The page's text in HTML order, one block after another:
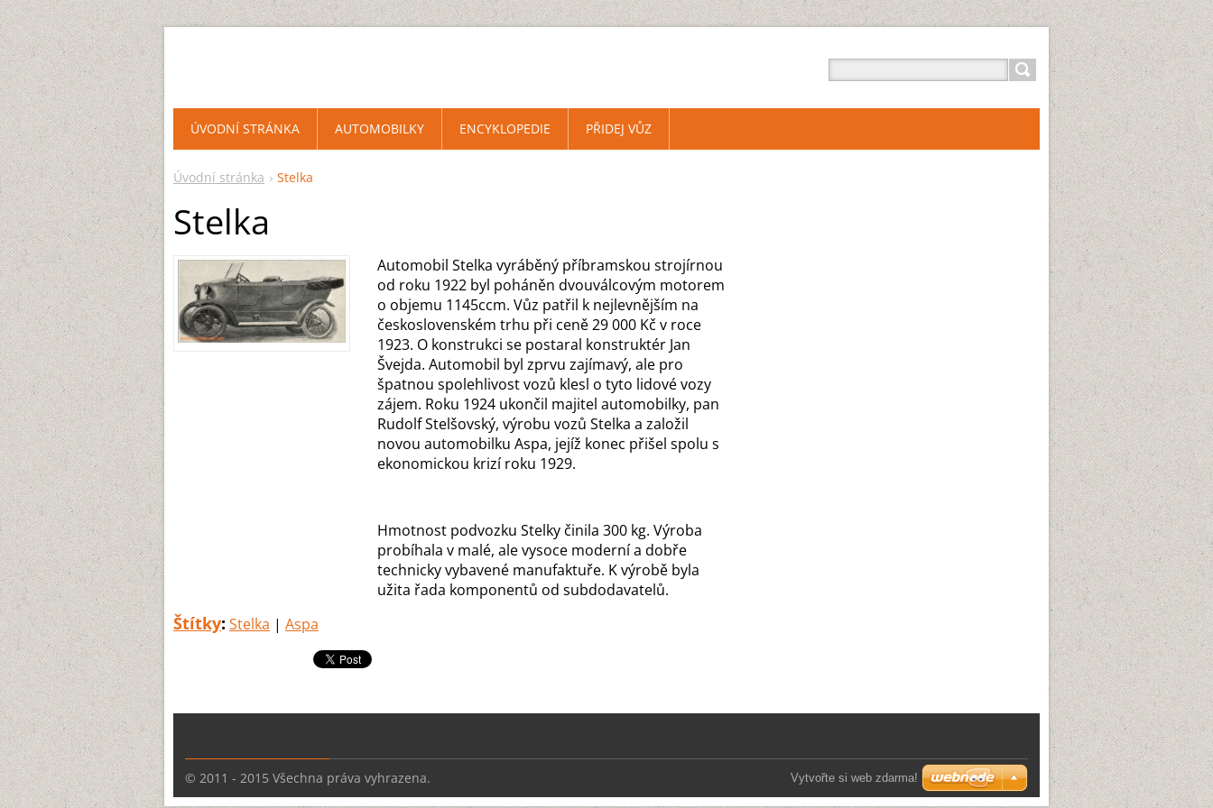
Úvodní stránka Stelka
Stelka
Automobil Stelka vyráběný příbramskou strojírnou
od roku 1922 byl poháněn dvouválcovým motorem
o objemu 1145ccm. Vůz patřil k nejlevnějším na
československém trhu při ceně 29 000 Kč v roce
1923. O konstrukci se postaral konstruktér Jan
Švejda. Automobil byl zprvu zajímavý, ale pro
špatnou spolehlivost vozů klesl o tyto lidové vozy
zájem. Roku 1924 ukončil majitel automobilky, pan
Rudolf Stelšovský, výrobu vozů Stelka a založil
novou automobilku Aspa, jejíž konec přišel spolu s
ekonomickou krizí roku 1929.
Hmotnost podvozku Stelky činila 300 kg. Výroba
probíhala v malé, ale vysoce moderní a dobře
technicky vybavené manufaktuře. K výrobě byla
užita řada komponentů od subdodavatelů.
Štítky: Stelka | Aspa
ÚVODNÍ STRÁNKA AUTOMOBILKY ENCYKLOPEDIE PŘIDEJ VŮZ
© 2011 - 2015 Všechna práva vyhrazena. Vytvořte si web zdarma!